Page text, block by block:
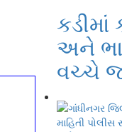
કડીમાં
અને
વચ્ચે